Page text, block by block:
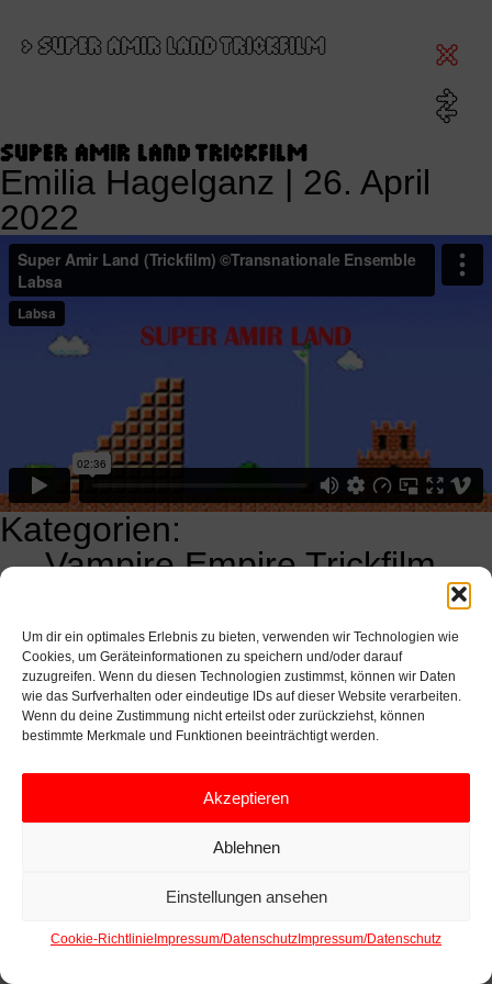
Um dir ein optimales Erlebnis zu bieten, verwenden wir Technologien wie
Cookies, um Geräteinformationen zu speichern und/oder darauf
zuzugreifen. Wenn du diesen Technologien zustimmst, können wir Daten
wie das Surfverhalten oder eindeutige IDs auf dieser Website verarbeiten.
Wenn du deine Zustimmung nicht erteilst oder zurückziehst, können
bestimmte Merkmale und Funktionen beeinträchtigt werden.
Akzeptieren
Ablehnen
Einstellungen ansehen
Cookie-Richtlinie Impressum/Datenschutz Impressum/Datenschutz
>SUPER AMIR LAND TRICKFILM
SUPER AMIR LAND TRICKFILM
Emilia Hagelganz | 26. April
2022
Kategorien:
KALENDERSNAVIGATION
←Vampire Empire Trickfilm
Fiktionsbescheinigung→